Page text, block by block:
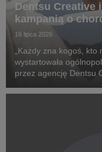
Dentsu Creative
kampanią o
16 lipca 2026
„Każdy zna kogoś, kto
wystartowała
przez agencję Dentsu
chorób rzadkich,